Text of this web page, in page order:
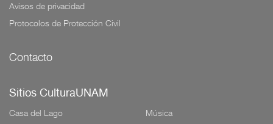
Avisos de privacidad
Protocolos de Protección Civil
Contacto
Sitios CulturaUNAM
Casa del Lago
Música